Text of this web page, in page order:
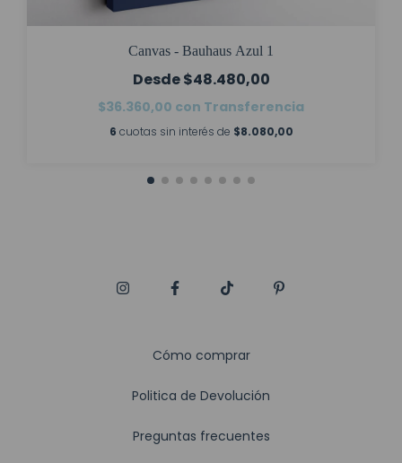
Canvas - Bauhaus Azul 1
$48.480,00
$36.360,00 con Transferencia
6 cuotas sin interés de $8.080,00
Cómo comprar
Politica de Devolución
Preguntas frecuentes